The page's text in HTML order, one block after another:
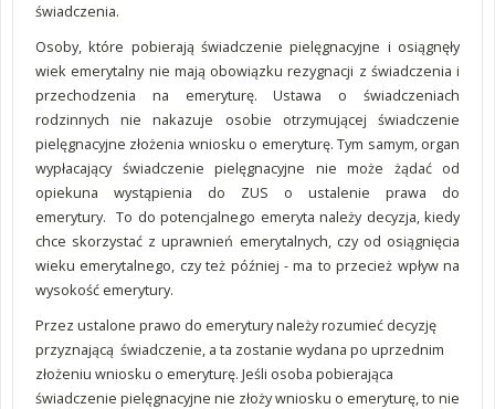
świadczenia.
Osoby, które pobierają świadczenie pielęgnacyjne i osiągnęły
wiek emerytalny nie mają obowiązku rezygnacji z świadczenia i
przechodzenia na emeryturę. Ustawa o świadczeniach
rodzinnych nie nakazuje osobie otrzymującej świadczenie
pielęgnacyjne złożenia wniosku o emeryturę. Tym samym, organ
wypłacający świadczenie pielęgnacyjne nie może żądać od
opiekuna wystąpienia do ZUS o ustalenie prawa do
emerytury. To do potencjalnego emeryta należy decyzja, kiedy
chce skorzystać z uprawnień emerytalnych, czy od osiągnięcia
wieku emerytalnego, czy też później - ma to przecież wpływ na
wysokość emerytury.
Przez ustalone prawo do emerytury należy rozumieć decyzję
przyznającą świadczenie, a ta zostanie wydana po uprzednim
złożeniu wniosku o emeryturę. Jeśli osoba pobierająca
świadczenie pielęgnacyjne nie złoży wniosku o emeryturę, to nie